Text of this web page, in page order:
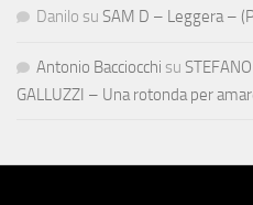
Danilo su SAM D – Leggera –
Antonio Bacciocchi su
GALLUZZI – Una rotonda per